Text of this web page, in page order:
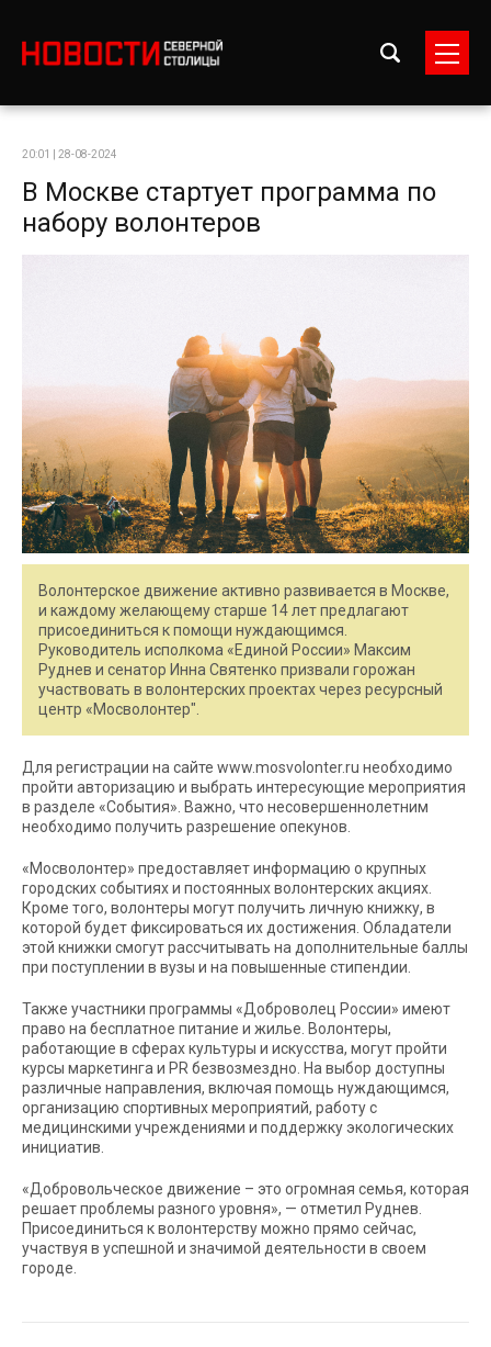
20:01 | 28-08-2024
В Москве стартует программа по
набору волонтеров
Волонтерское движение активно развивается в Москве,
и каждому желающему старше 14 лет предлагают
присоединиться к помощи нуждающимся.
Руководитель исполкома «Единой России» Максим
Руднев и сенатор Инна Святенко призвали горожан
участвовать в волонтерских проектах через ресурсный
центр «Мосволонтер".
Для регистрации на сайте www.mosvolonter.ru необходимо
пройти авторизацию и выбрать интересующие мероприятия
в разделе «События». Важно, что несовершеннолетним
необходимо получить разрешение опекунов.
«Мосволонтер» предоставляет информацию о крупных
городских событиях и постоянных волонтерских акциях.
Кроме того, волонтеры могут получить личную книжку, в
которой будет фиксироваться их достижения. Обладатели
этой книжки смогут рассчитывать на дополнительные баллы
при поступлении в вузы и на повышенные стипендии.
Также участники программы «Доброволец России» имеют
право на бесплатное питание и жилье. Волонтеры,
работающие в сферах культуры и искусства, могут пройти
курсы маркетинга и PR безвозмездно. На выбор доступны
различные направления, включая помощь нуждающимся,
организацию спортивных мероприятий, работу с
медицинскими учреждениями и поддержку экологических
инициатив.
«Добровольческое движение – это огромная семья, которая
решает проблемы разного уровня», — отметил Руднев.
Присоединиться к волонтерству можно прямо сейчас,
участвуя в успешной и значимой деятельности в своем
городе.